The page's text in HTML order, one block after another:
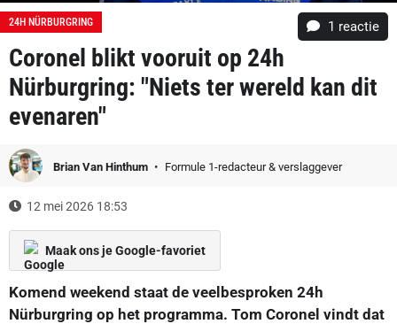
24H NÜRBURGRING 1 reactie
Coronel blikt vooruit op 24h
Nürburgring: "Niets ter wereld kan dit
evenaren"
Brian Van Hinthum Formule 1-redacteur & verslaggever
12 mei 2026 18:53
Maak ons je Google-favoriet
Komend weekend staat de veelbesproken 24h
Nürburgring op het programma. Tom Coronel vindt dat